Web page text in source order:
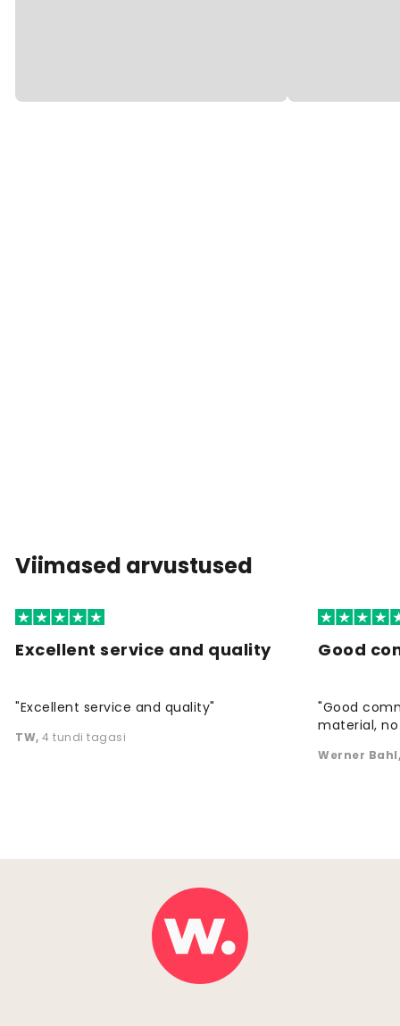
Viimased arvustused
Excellent service and quality
"Excellent service and quality"
TW, 4 tundi tagasi
Good
"Good
material,
Werner Bahl